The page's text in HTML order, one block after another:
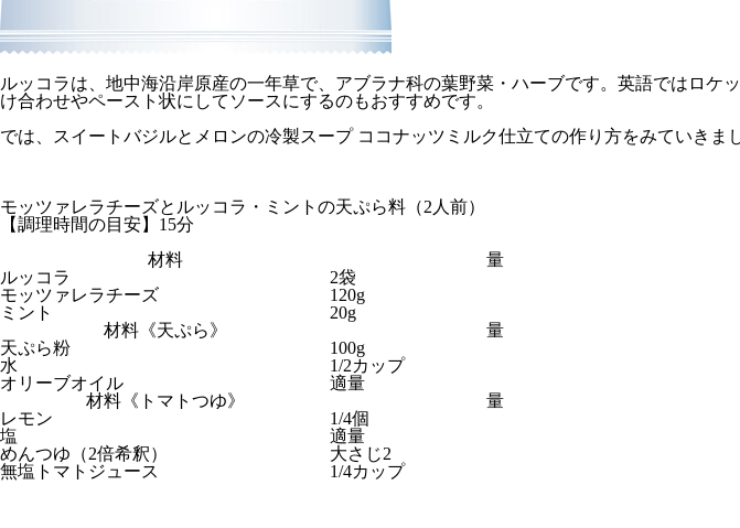
ルッコラは、地中海沿岸原産の一年草で、アブラナ科の葉野菜・ハーブです。英語ではロ
け合わせやペースト状にしてソースにするのもおすすめです。
では、スイートバジルとメロンの冷製スープ ココナッツミルク仕立ての作り方をみていきま
モッツァレラチーズとルッコラ・ミントの天ぷら料（2人前）
【調理時間の目安】15分
材料
量
ルッコラ
2袋
モッツァレラチーズ
120g
ミント
20g
材料《天ぷら》
量
天ぷら粉
100g
水
1/2カップ
オリーブオイル
適量
材料《トマトつゆ》
量
レモン
1/4個
塩
適量
めんつゆ（2倍希釈）
大さじ2
無塩トマトジュース
1/4カップ